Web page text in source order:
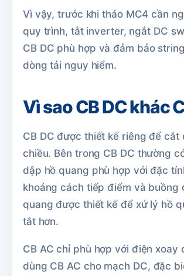
Vì vậy, trước khi tháo MC4 cần
quy trình, tắt inverter, ngắt DC
CB DC phù hợp và đảm bảo
dòng tải nguy hiểm.
Vì sao CB DC khác
CB DC được thiết kế riêng để cắt
chiều. Bên trong CB DC thường
dập hồ quang phù hợp với đặc
khoảng cách tiếp điểm và buồng
quang được thiết kế để xử lý hồ
tắt hơn.
CB AC chỉ phù hợp với điện xoay
dùng CB AC cho mạch DC, đặc